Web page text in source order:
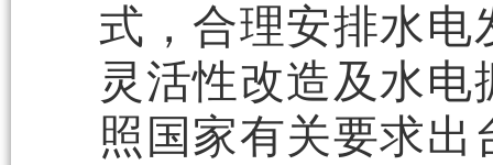
式，合理安排水电
灵活性改造及水
照国家有关要求